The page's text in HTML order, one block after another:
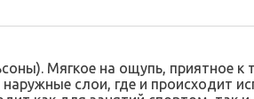
Мягкое на ощупь, приятное
слои, где и происходит